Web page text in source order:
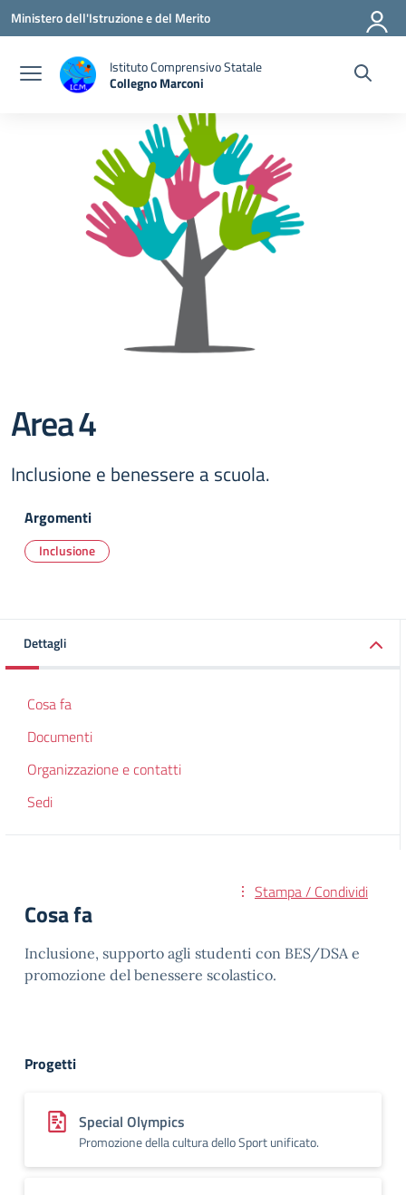
Vai ai contenuti
Vai al menu di navigazione
Vai al footer
Ministero dell'Istruzione e del Merito
Istituto Comprensivo Statale
Collegno Marconi
Area 4
Inclusione e benessere a scuola.
Argomenti
Inclusione
Dettagli
Cosa fa
Documenti
Organizzazione e contatti
Sedi
Stampa / Condividi
Cosa fa
Inclusione, supporto agli studenti con BES/DSA e
promozione del benessere scolastico.
Progetti
Special Olympics
Promozione della cultura dello Sport unificato.